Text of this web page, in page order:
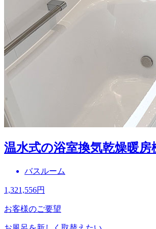
温水式の浴室換気乾燥暖
バスルーム
1,321,556円
お客様のご要望